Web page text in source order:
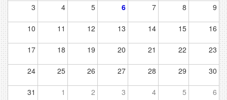
3 4 5 6 7 8 9
10 11 12 13 14 15 16
17 18 19 20 21 22 23
24 25 26 27 28 29 30
31 1 2 3 4 5 6